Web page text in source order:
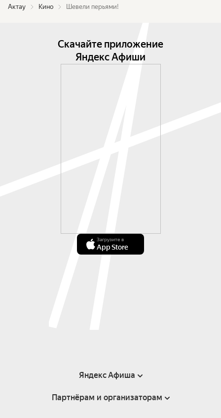
Актау Кино Шевели перьями!
Скачайте приложение
Яндекс Афиши
Загрузите в
App Store
Яндекс Афиша
Справка
Партнёрам и организаторам